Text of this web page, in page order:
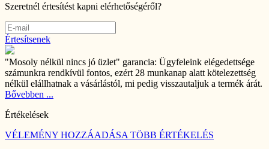
Szeretnél értesítést kapni elérhetőségéről?
Értesítsenek
"Mosoly nélkül nincs jó üzlet" garancia: Ügyfeleink elégedettsége
számunkra rendkívül fontos, ezért 28 munkanap alatt kötelezettség
nélkül elállhatnak a vásárlástól, mi pedig visszautaljuk a termék árát.
Bővebben ...
Értékelések
VÉLEMÉNY HOZZÁADÁSA TÖBB ÉRTÉKELÉS